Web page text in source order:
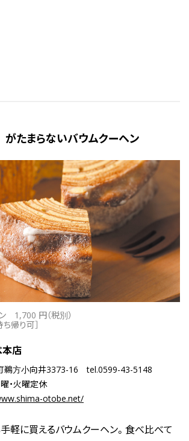
たまらないバウムクーヘン
1,700 円（税別）
ち帰り可］
本店
鵜方小向井3373-16
tel.0599-43-5148
・火曜定休
otobe.net/
軽に買えるバウムクーヘン。食べ比べて